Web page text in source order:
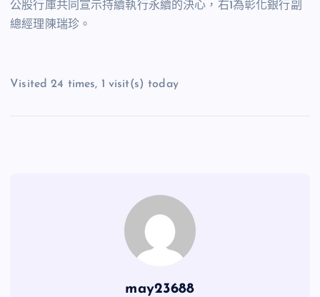
公股行庫共同宣示持續執行永續的決心，右1為彰化銀行副
總經理陳瑞珍。
Visited 24 times, 1 visit(s) today
may23688